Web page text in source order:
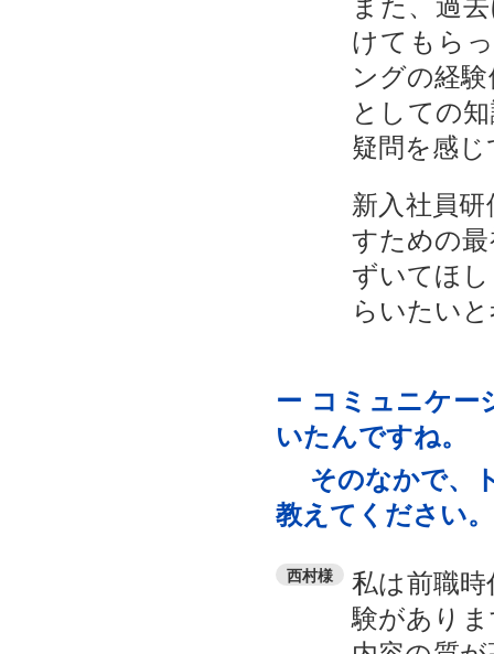
けてもら
ングの経
としての
疑問を感
新入社員
すための
ずいてほ
らいたい
ー コミュニケー
いたんですね。
そのなかで、
教えてください。
西村様
私は前職
験があり